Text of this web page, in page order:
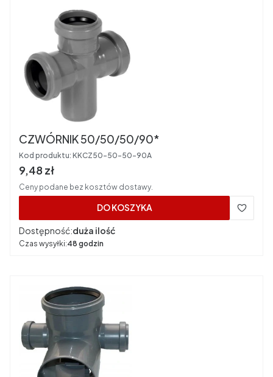
CZWÓRNIK 50/50/50/90*
Kod produktu: KKCZ50-50-50-90A
Cena brutto
9,48 zł
Ceny podane bez kosztów dostawy.
DO KOSZYKA
Dostępność:duża ilość
Czas wysyłki:48 godzin